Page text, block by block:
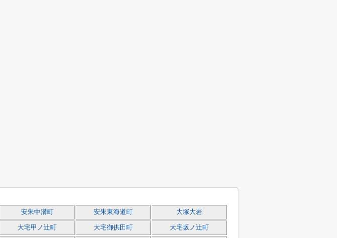
安朱中溝町 安朱東海道町 大塚大岩
大宅甲ノ辻町 大宅御供田町 大宅坂ノ辻町